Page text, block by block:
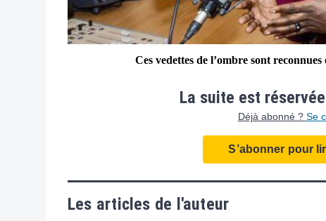
Ces vedettes de l’ombre sont
La suite est
Déjà abonné ? Se
S’abonner pour
Les articles de l'auteur